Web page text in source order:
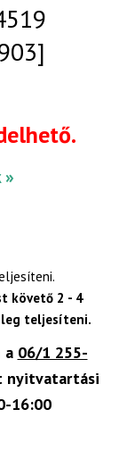
követő 2 - 4
teljesíteni.
a 06/1 255-
nyitvatartási
16:00